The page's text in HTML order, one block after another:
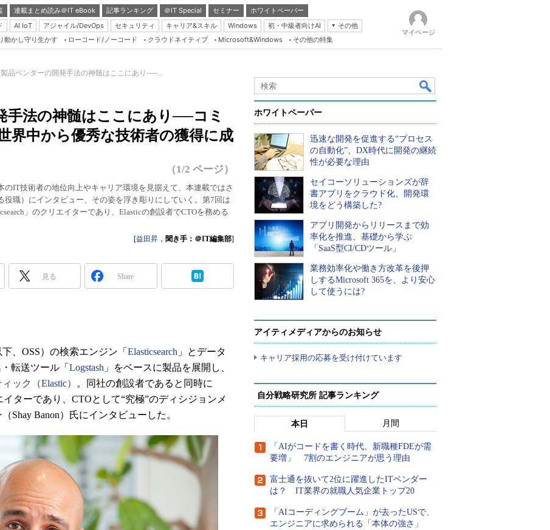
連載まとめ読み＠IT eBook 記事ランキング ＠IT Special セミナー
ホワイトペーパー
AI IoT アジャイル/DevOps セキュリティ キャリア&スキル Windows 初・中級者向けAI
その他
Server & Storage
Java Agile
Database Expert
Master of IP Network
Security & Trust
Insider.NET
ブログ
動かし守り生かす ローコード/ノーコード クラウドネイティブ Microsoft&Windows その他の特集
マイページ
製品ベンダーの開発手法の神髄はここにあり──...
手法の神髄はここにあり──コミ
界中から優秀な技術者の獲得に成
（1/2 ページ）
IT技術者の地位向上やキャリア環境を見据えて、本連載ではさ
役職）にインタビュー、その姿を浮き彫りにしていく。第7回は
」のクリエイターであり、Elasticの創設者でCTOを務める
[益田昇 ， 聞き手：＠IT編集部]
見る Share
、OSS）の検索エンジン「 Elasticsearch 」とデータ
転送ツール「 Logstash 」をベースに製品を展開し、
ック（Elastic）
。同社の創設者であると同時に
イターであり、CTOとして“究極”のディシジョンメ
Shay Banon）氏にインタビューした。
ホワイトペーパー
迅速な開発を促進する“プロセス
の自動化”、DX時代に開発の継続
性が必要な理由
セイコーソリューションズが辞
書アプリをクラウド化、開発環
境をどう構築した?
アプリ開発からリリースまで効
率化を推進、基礎から学ぶ
「SaaS型CI/CDツール」
業務効率化や働き方改革を後押
しするMicrosoft 365を、より安心
して使うには?
アイティメディアからのお知らせ
キャリア採用の応募を受け付けています
自分戦略研究所 記事ランキング
本日 月間
「AIがコードを書く時代、新職種FDEが需
要増」 7割のエンジニアが思う理由
富士通を抜いて2位に躍進したITベンダー
は？ IT業界の就職人気企業トップ20
「AIコーディングブーム」が去ったUSで、
エンジニアに求められる「本体の強さ」